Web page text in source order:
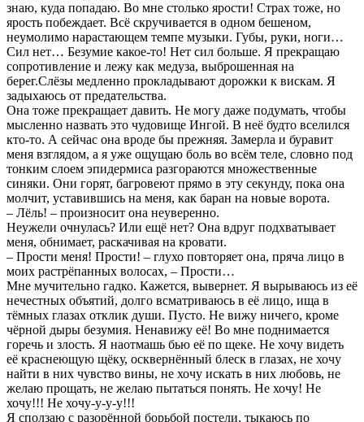
знаю, куда попадаю. Во мне столько ярости! Страх тоже, но
ярость побеждает. Всё скручивается в одном бешеном,
неумолимо нарастающем темпе музыки. Губы, руки, ноги…
Сил нет… Безумие какое-то! Нет сил больше. Я прекращаю
сопротивление и лежу как медуза, выброшенная на
берег.Слёзы медленно прокладывают дорожки к вискам. Я
задыхаюсь от предательства.
Она тоже прекращает давить. Не могу даже подумать, чтобы
мысленно назвать это чудовище Ингой. В неё будто вселился
кто-то. А сейчас она вроде бы прежняя. Замерла и буравит
меня взглядом, а я уже ощущаю боль во всём теле, словно под
тонким слоем эпидермиса разгораются множественные
синяки. Они горят, багровеют прямо в эту секунду, пока она
молчит, уставившись на меня, как баран на новые ворота.
– Лёль! – произносит она неуверенно.
Неужели очнулась? Или ещё нет? Она вдруг подхватывает
меня, обнимает, раскачивая на кровати.
– Прости меня! Прости! – глухо повторяет она, пряча лицо в
моих растрёпанных волосах, – Прости…
Мне мучительно гадко. Кажется, вывернет. Я вырываюсь из её
нечестных объятий, долго всматриваюсь в её лицо, ища в
тёмных глазах отклик души. Пусто. Не вижу ничего, кроме
чёрной дыры безумия. Ненавижу её! Во мне поднимается
горечь и злость. Я наотмашь бью её по щеке. Не хочу видеть
её краснеющую щёку, осквернённый блеск в глазах, не хочу
найти в них чувство вины, не хочу искать в них любовь, не
желаю прощать, не желаю пытаться понять. Не хочу! Не
хочу!!! Не хочу-у-у-у!!!
Я сползаю с разорённой борьбой постели, тыкаюсь по